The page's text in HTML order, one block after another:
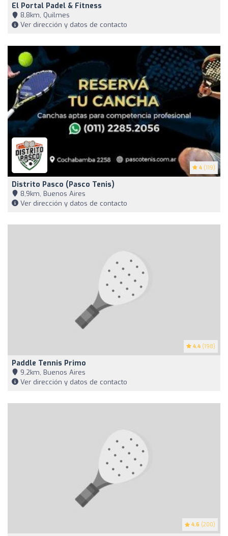
El Portal Padel & Fitness
8,8km, Quilmes
Ver dirección y datos de contacto
4 (119)
Distrito Pasco (Pasco Tenis)
8,9km, Buenos Aires
Ver dirección y datos de contacto
4.4 (198)
Paddle Tennis Primo
9,2km, Buenos Aires
Ver dirección y datos de contacto
4.6 (200)